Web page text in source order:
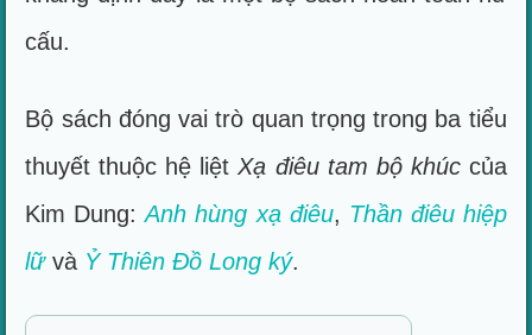
cấu.
Bộ sách đóng vai trò quan trọng trong ba tiểu
thuyết thuộc hệ liệtXạ điêu tam bộ khúccủa
Kim Dung:Anh hùng xạ điêu, Thần điêu hiệp
lữvà Ỷ Thiên Đồ Long ký.